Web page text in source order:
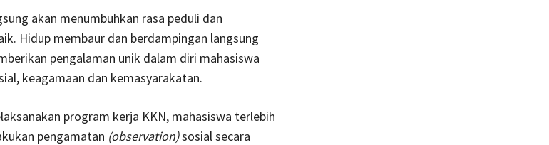
akan menumbuhkan rasa peduli dan
Hidup membaur dan berdampingan langsung
pengalaman unik dalam diri mahasiswa
keagamaan dan kemasyarakatan.
program kerja KKN, mahasiswa terlebih
pengamatan (observation)sosial secara